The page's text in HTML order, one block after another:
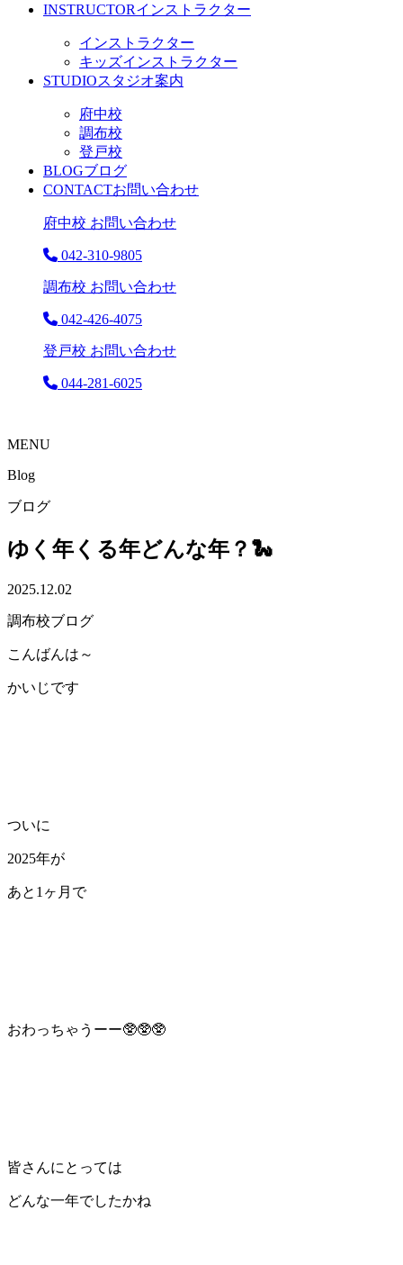
INSTRUCTORインストラクター
インストラクター
キッズインストラクター
STUDIOスタジオ案内
府中校
調布校
登戸校
BLOGブログ
CONTACTお問い合わせ
府中校 お問い合わせ
042-310-9805
調布校 お問い合わせ
042-426-4075
登戸校 お問い合わせ
044-281-6025
MENU
Blog
ブログ
ゆく年くる年どんな年？🐍
2025.12.02
調布校ブログ
こんばんは～
かいじです
ついに
2025年が
あと1ヶ月で
おわっちゃうーー🥸🥸🥸
皆さんにとっては
どんな一年でしたかね